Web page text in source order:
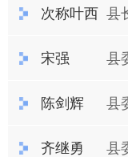
次称叶西 县
宋强 县
陈剑辉 县
齐继勇 县